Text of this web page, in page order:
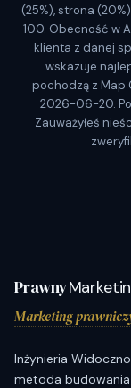
(25%), strona
100. Obecność w
klienta z danej
wskazuje
pochodzą z Map
2026-06-20.
Zauważyłeś
Prawny
Marketing
Inżynieria
metoda